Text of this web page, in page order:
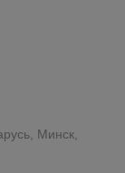
Минск,